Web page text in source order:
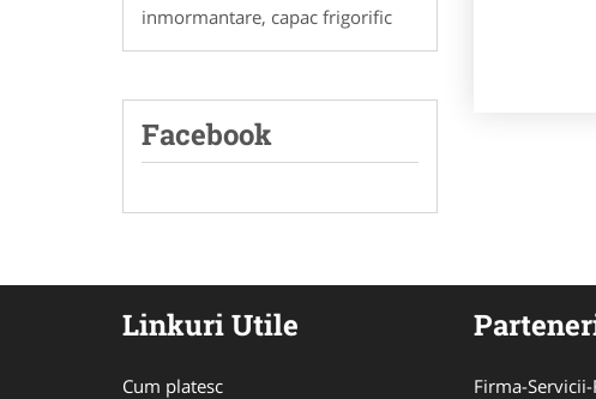
inmormantare, capac frigorific
Facebook
Linkuri Utile
Cum platesc
Firma-